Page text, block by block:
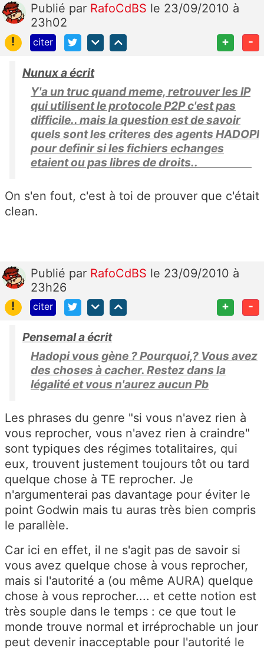
Publié par RafoCdBS le 23/09/2010 à
23h02
!
citer + -
Nunux a écrit
Y'a un truc quand meme, retrouver les IP
qui utilisent le protocole P2P c'est pas
difficile.. mais la question est de savoir
quels sont les criteres des agents HADOPI
pour definir si les fichiers echanges
etaient ou pas libres de droits..
On s'en fout, c'est à toi de prouver que c'était
clean.
Publié par RafoCdBS le 23/09/2010 à
23h26
!
citer + -
Pensemal a écrit
Hadopi vous gène ? Pourquoi,? Vous avez
des choses à cacher. Restez dans la
légalité et vous n'aurez aucun Pb
Les phrases du genre "si vous n'avez rien à
vous reprocher, vous n'avez rien à craindre"
sont typiques des régimes totalitaires, qui
eux, trouvent justement toujours tôt ou tard
quelque chose à TE reprocher. Je
n'argumenterai pas davantage pour éviter le
point Godwin mais tu auras très bien compris
le parallèle.
Car ici en effet, il ne s'agit pas de savoir si
vous avez quelque chose à vous reprocher,
mais si l'autorité a (ou même AURA) quelque
chose à vous reprocher.... et cette notion est
très souple dans le temps : ce que tout le
monde trouve normal et irréprochable un jour
peut devenir inacceptable pour l'autorité le